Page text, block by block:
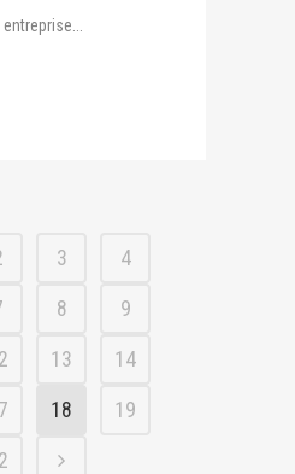
3
4
8
9
13
14
18
19